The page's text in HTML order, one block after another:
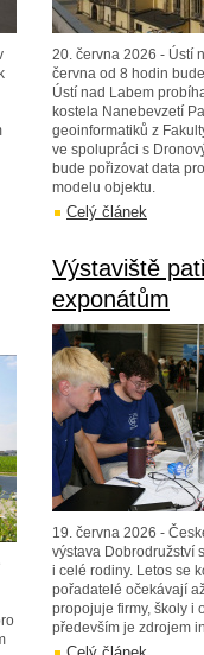
20. června 2026 - Ústí
června od 8 hodin
Ústí nad Labem
kostela Nanebevzetí
geoinformatiků z
ve spolupráci s
bude pořizovat data
modelu objektu.
Celý článek
Výstaviště
exponátům
19. června 2026 -
výstava Dobrodružství
i celé rodiny. Letos se
pořadatelé očekávají
propojuje firmy, školy i
především je zdrojem